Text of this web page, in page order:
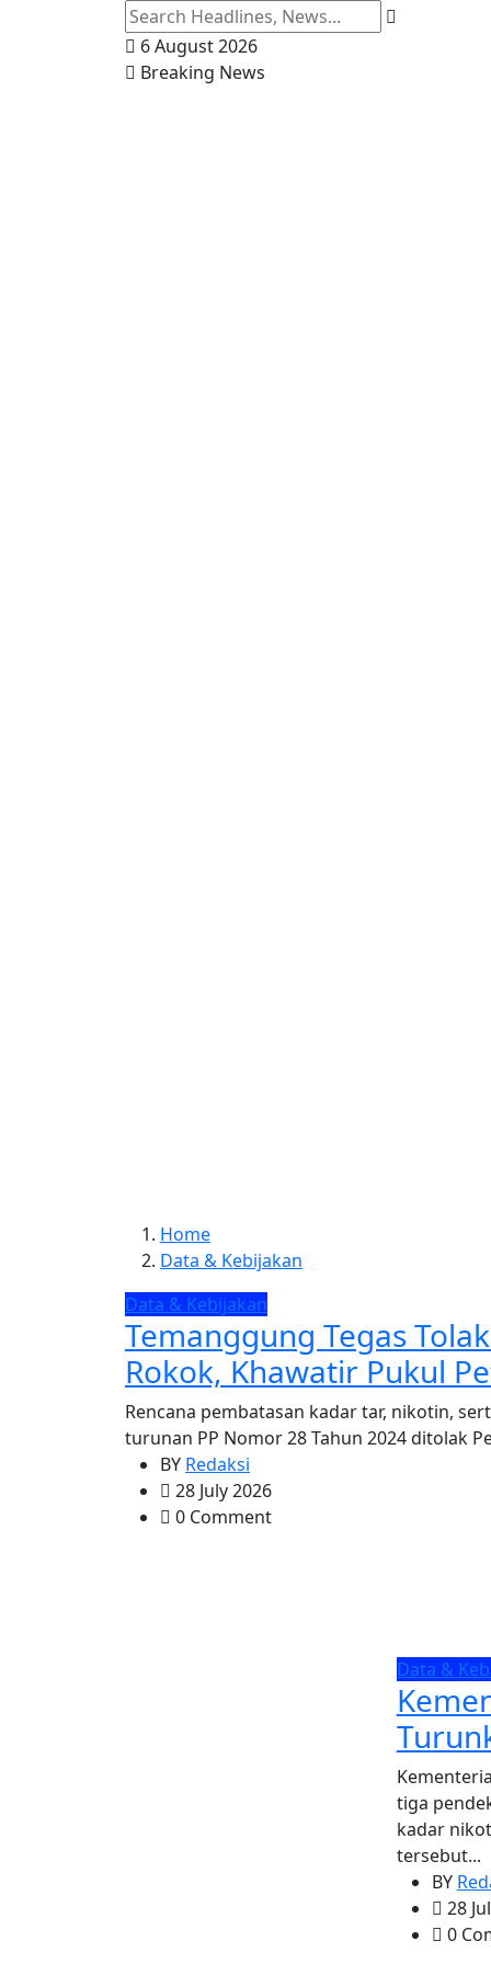
6 August 2026
Breaking News
Home
Data & Kebijakan
Data & Kebijakan
Temanggung Tegas
Rokok, Khawatir Pukul
Rencana pembatasan kadar tar, nikotin,
turunan PP Nomor 28 Tahun 2024 ditolak
BY Redaksi
28 July 2026
0 Comment
Data &
tiga
kadar
tersebut...
BY
28
0